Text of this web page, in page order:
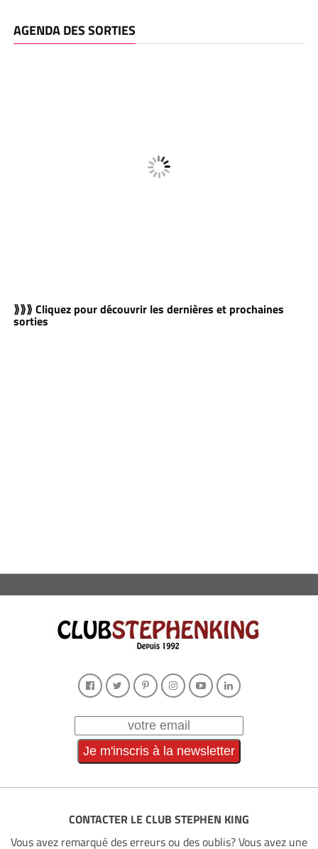
AGENDA DES SORTIES
⟫⟫⟫ Cliquez pour découvrir les dernières et prochaines
sorties
CONTACTER LE CLUB STEPHEN KING
Vous avez remarqué des erreurs ou des oublis? Vous avez une